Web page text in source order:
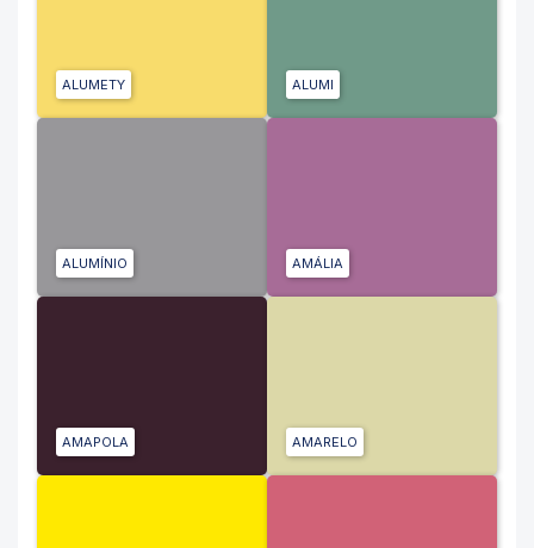
ALUMETY ALUMI
ALUMÍNIO AMÁLIA
AMAPOLA AMARELO